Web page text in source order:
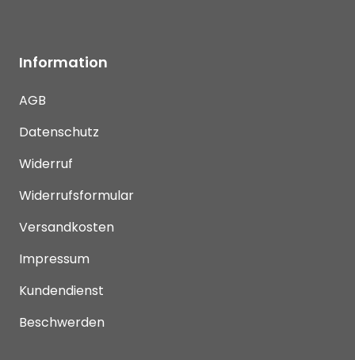
Information
AGB
Datenschutz
Widerruf
Widerrufsformular
Versandkosten
Impressum
Kundendienst
Beschwerden